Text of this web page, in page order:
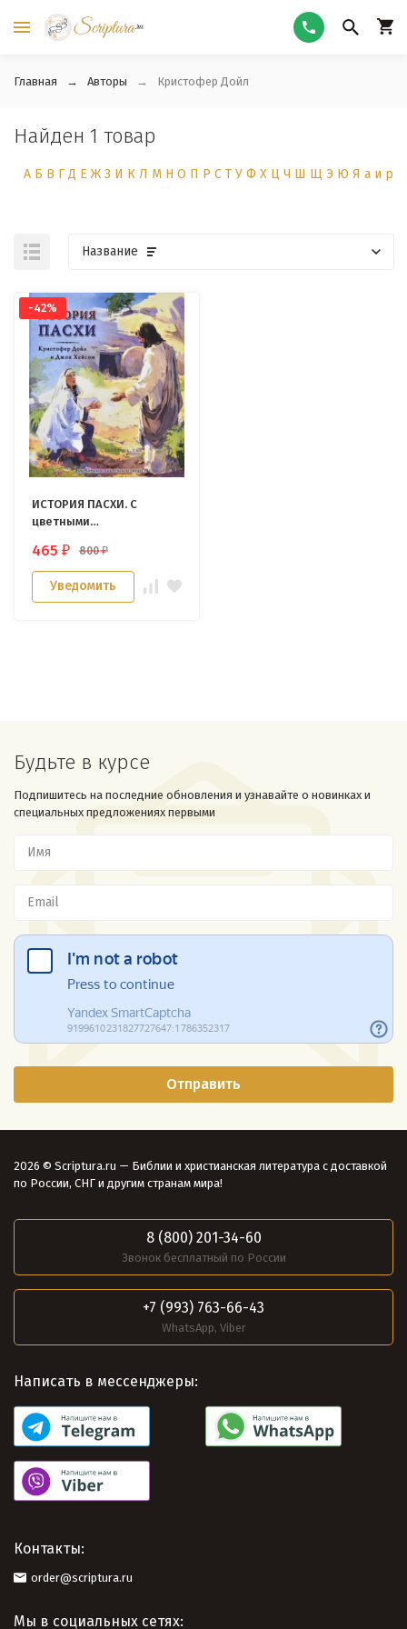
Главная Авторы Кристофер Дойл
Найден 1 товар
А Б В Г Д Е Ж З И К Л М Н О П Р С Т У Ф Х Ц Ч Ш Щ Э Ю Я а и р
Название
-42%
ИСТОРИЯ ПАСХИ. С
цветными
Кристофер Дойл и Джон
Хейсом
465₽ 800₽
Уведомить
Будьте в курсе
Подпишитесь на последние обновления и узнавайте о новинках и
специальных предложениях первыми
2026 © Scriptura.ru — Библии и христианская литература с доставкой
по России, СНГ и другим странам мира!
8 (800) 201-34-60
Звонок бесплатный по России
+7 (993) 763-66-43
WhatsApp, Viber
Написать в мессенджеры:
Контакты:
order@scriptura.ru
Мы в социальных сетях: